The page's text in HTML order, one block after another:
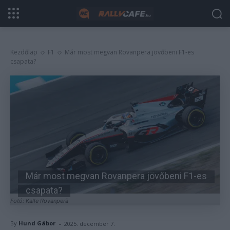
Kezdőlap F1
Már most megvan Rovanpera jövőbeni F1-es
csapata?
Fotó: Kalle Rovanperä
Már most megvan Rovanpera jövőbeni F1-es
csapata?
By Hund Gábor - 2025. december 7.